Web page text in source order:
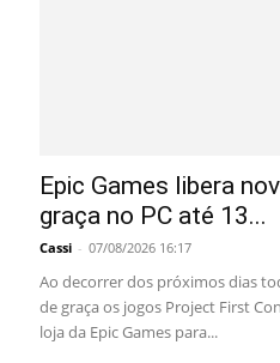
Epic Games libera
graça no PC até 13...
Cassi - 07/08/2026 16:17
Ao decorrer dos próximos dias
de graça os jogos Project First
loja da Epic Games para...